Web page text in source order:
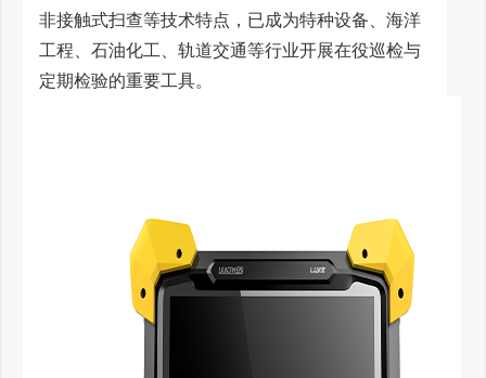
非接触式扫查等技术特点，已成为特种设备、海洋
工程、石油化工、轨道交通等行业开展在役巡检与
定期检验的重要工具。